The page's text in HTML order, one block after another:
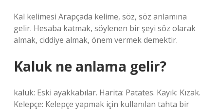
Kal kelimesi Arapçada kelime, söz, söz anlamına
gelir. Hesaba katmak, söylenen bir şeyi söz olarak
almak, ciddiye almak, önem vermek demektir.
Kaluk ne anlama gelir?
kaluk: Eski ayakkabılar. Harita: Patates. Kayık: Kızak.
Kelepçe: Kelepçe yapmak için kullanılan tahta bir